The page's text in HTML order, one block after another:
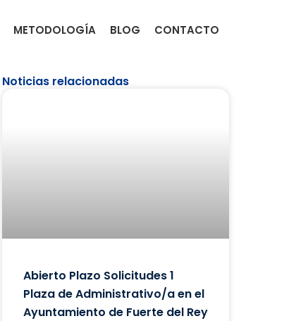
METODOLOGÍA BLOG CONTACTO
Noticias relacionadas
Abierto Plazo Solicitudes 1
Plaza de Administrativo/a en el
Ayuntamiento de Fuerte del Rey